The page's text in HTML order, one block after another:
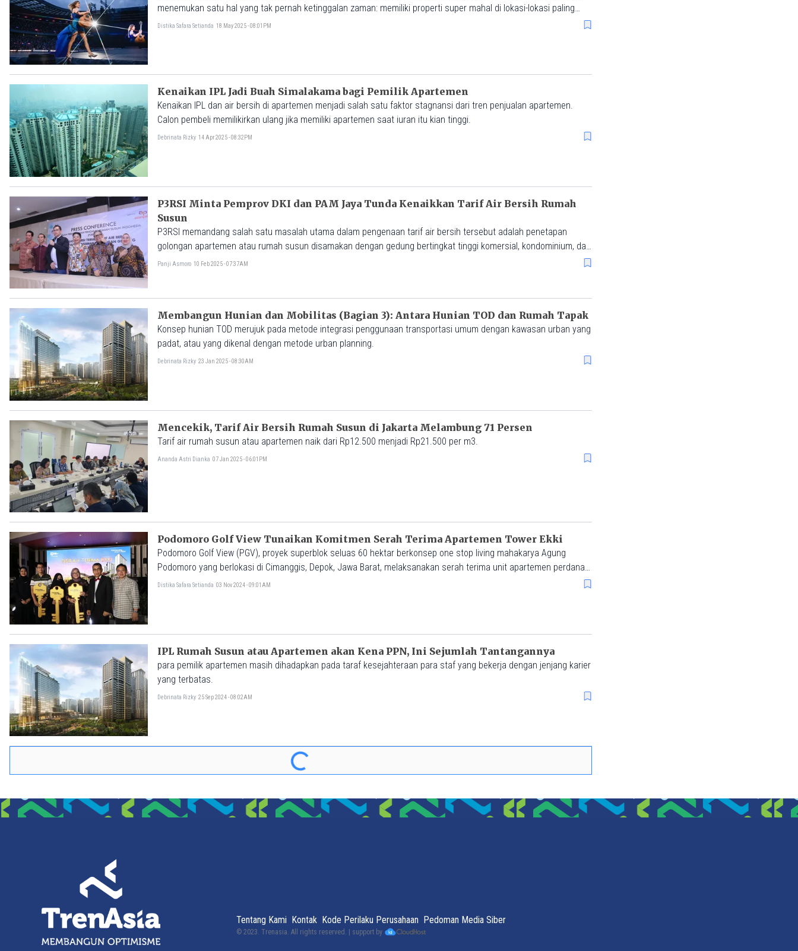
menemukan satu hal yang tak pernah ketinggalan zaman: memiliki properti super mahal di lokasi-lokasi paling
diincar.
Distika Safara Setianda 18 May 2025 - 08:01PM
Kenaikan IPL Jadi Buah Simalakama bagi Pemilik Apartemen
Kenaikan IPL dan air bersih di apartemen menjadi salah satu faktor stagnansi dari tren penjualan apartemen.
Calon pembeli memilikirkan ulang jika memiliki apartemen saat iuran itu kian tinggi.
Debrinata Rizky 14 Apr 2025 - 08:32PM
P3RSI Minta Pemprov DKI dan PAM Jaya Tunda Kenaikkan Tarif Air Bersih Rumah
Susun
P3RSI memandang salah satu masalah utama dalam pengenaan tarif air bersih tersebut adalah penetapan
golongan apartemen atau rumah susun disamakan dengan gedung bertingkat tinggi komersial, kondominium, dan
pusat perbelanjaan.
Panji Asmoro 10 Feb 2025 - 07:37AM
Membangun Hunian dan Mobilitas (Bagian 3): Antara Hunian TOD dan Rumah Tapak
Konsep hunian TOD merujuk pada metode integrasi penggunaan transportasi umum dengan kawasan urban yang
padat, atau yang dikenal dengan metode urban planning.
Debrinata Rizky 23 Jan 2025 - 08:30AM
Mencekik, Tarif Air Bersih Rumah Susun di Jakarta Melambung 71 Persen
Tarif air rumah susun atau apartemen naik dari Rp12.500 menjadi Rp21.500 per m3.
Ananda Astri Dianka 07 Jan 2025 - 06:01PM
Podomoro Golf View Tunaikan Komitmen Serah Terima Apartemen Tower Ekki
Podomoro Golf View (PGV), proyek superblok seluas 60 hektar berkonsep one stop living mahakarya Agung
Podomoro yang berlokasi di Cimanggis, Depok, Jawa Barat, melaksanakan serah terima unit apartemen perdana
Tower Ekki kepada konsumen.
Distika Safara Setianda 03 Nov 2024 - 09:01AM
IPL Rumah Susun atau Apartemen akan Kena PPN, Ini Sejumlah Tantangannya
para pemilik apartemen masih dihadapkan pada taraf kesejahteraan para staf yang bekerja dengan jenjang karier
yang terbatas.
Debrinata Rizky 25 Sep 2024 - 08:02AM
Tentang Kami Kontak Kode Perilaku Perusahaan Pedoman Media Siber
© 2023. Trenasia . All rights reserved. | support by